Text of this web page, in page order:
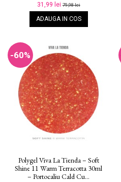
31,99 lei79,98 lei
ADAUGA IN COS
-60%
Polygel Viva La Tienda – Soft
Shine 11 Warm Terracotta 30ml
– Portocaliu Cald Cu...